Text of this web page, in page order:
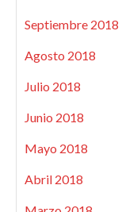
Septiembre 2018
Agosto 2018
Julio 2018
Junio 2018
Mayo 2018
Abril 2018